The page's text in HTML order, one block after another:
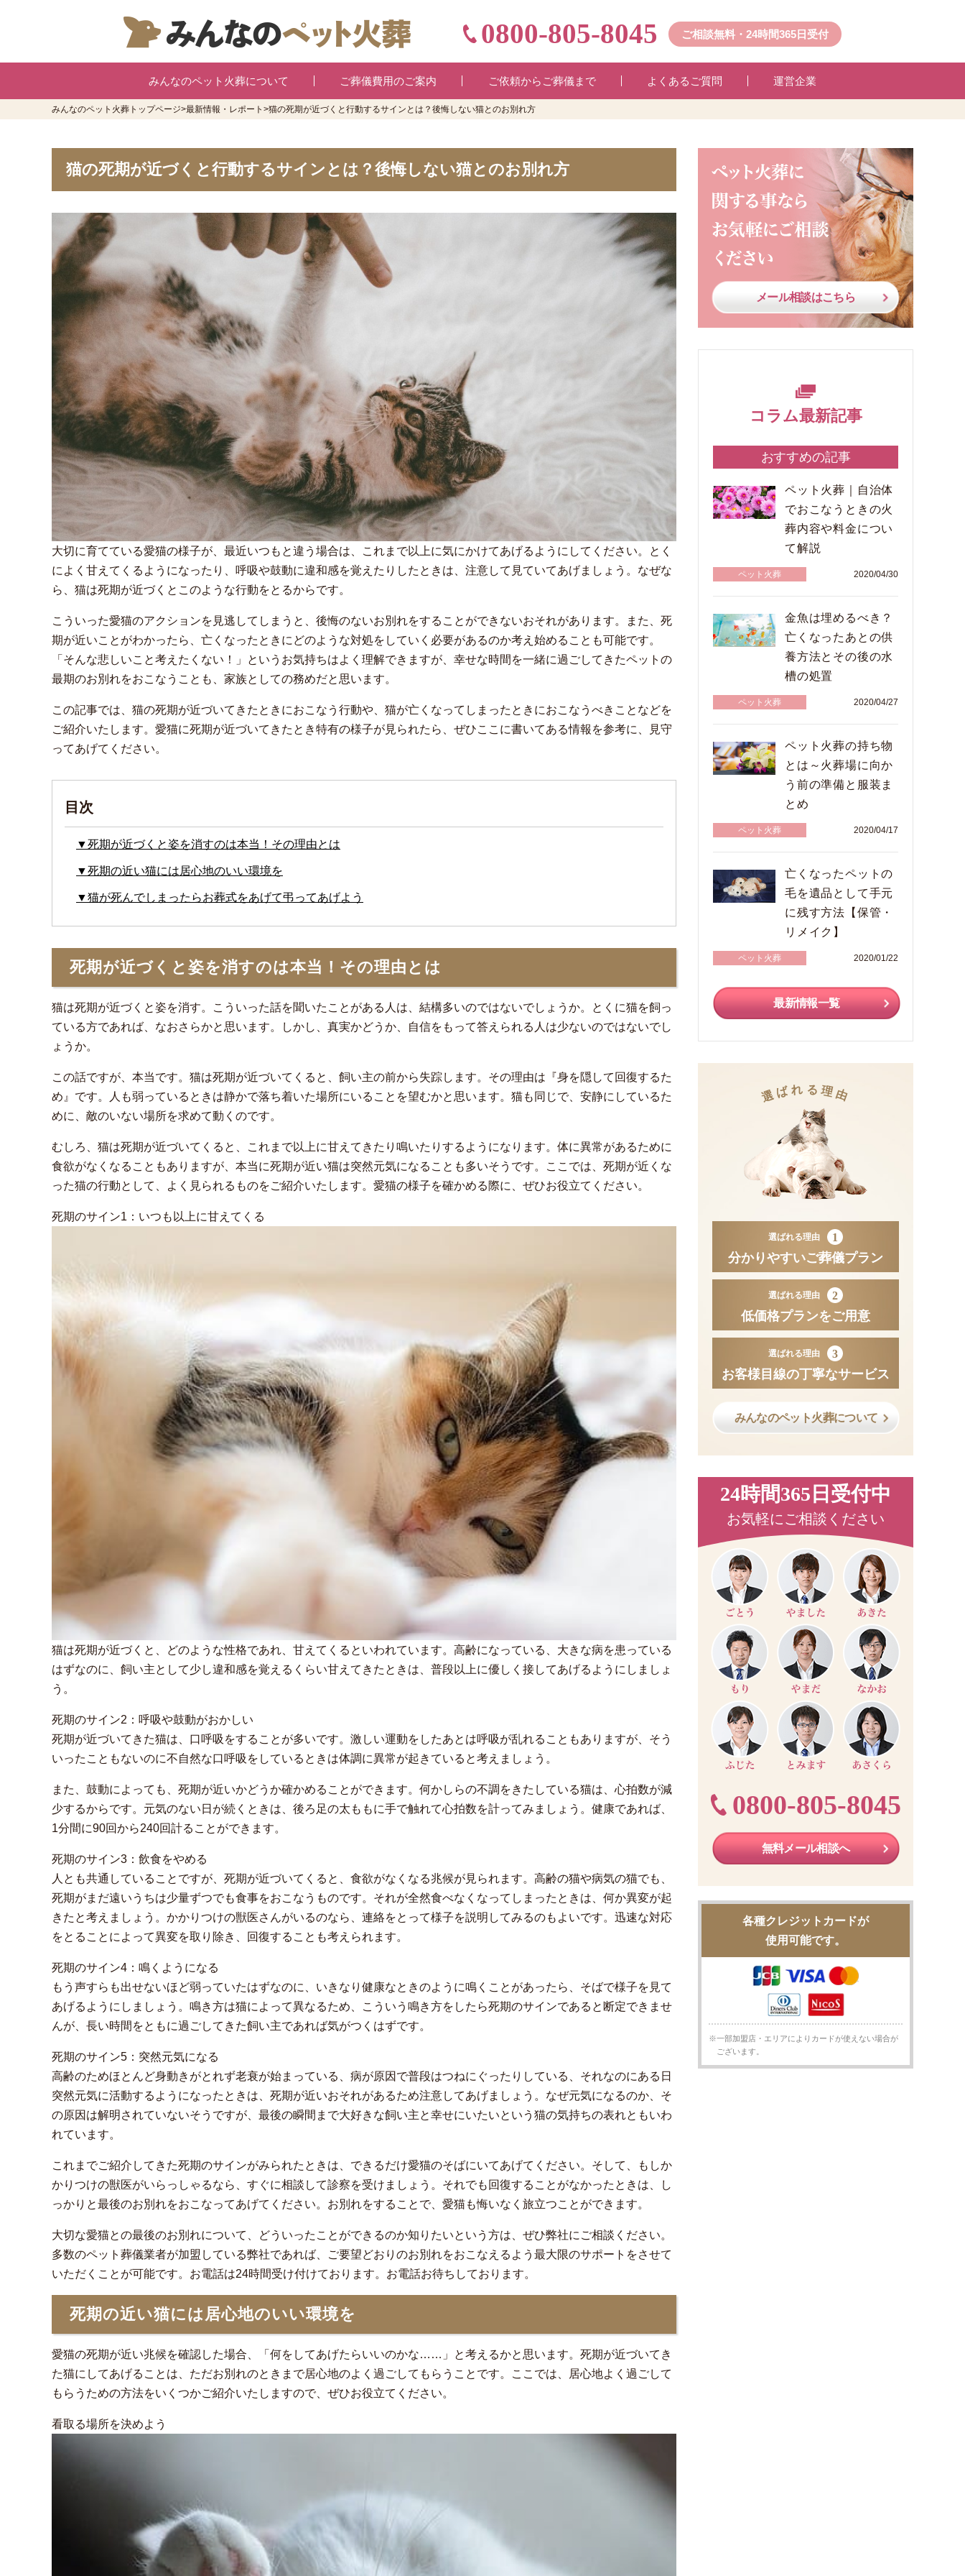
0800-805-8045 ご相談無料・24時間365日受付
みんなのペット火葬について ご葬儀費用のご案内 ご依頼からご葬儀まで よくあるご質問 運営企業
みんなのペット火葬トップページ>最新情報・レポート >猫の死期が近づくと行動するサインとは？後悔しない猫とのお別れ方
猫の死期が近づくと行動するサインとは？後悔しない猫とのお別れ方
大切に育てている愛猫の様子が、最近いつもと違う場合は、これまで以上に気にかけてあげるようにしてください。とく
によく甘えてくるようになったり、呼吸や鼓動に違和感を覚えたりしたときは、注意して見ていてあげましょう。なぜな
ら、猫は死期が近づくとこのような行動をとるからです。
こういった愛猫のアクションを見逃してしまうと、後悔のないお別れをすることができないおそれがあります。また、死
期が近いことがわかったら、亡くなったときにどのような対処をしていく必要があるのか考え始めることも可能です。
「そんな悲しいこと考えたくない！」というお気持ちはよく理解できますが、幸せな時間を一緒に過ごしてきたペットの
最期のお別れをおこなうことも、家族としての務めだと思います。
この記事では、猫の死期が近づいてきたときにおこなう行動や、猫が亡くなってしまったときにおこなうべきことなどを
ご紹介いたします。愛猫に死期が近づいてきたとき特有の様子が見られたら、ぜひここに書いてある情報を参考に、見守
ってあげてください。
目次
▼死期が近づくと姿を消すのは本当！その理由とは
▼死期の近い猫には居心地のいい環境を
▼猫が死んでしまったらお葬式をあげて弔ってあげよう
死期が近づくと姿を消すのは本当！その理由とは
猫は死期が近づくと姿を消す。こういった話を聞いたことがある人は、結構多いのではないでしょうか。とくに猫を飼っ
ている方であれば、なおさらかと思います。しかし、真実かどうか、自信をもって答えられる人は少ないのではないでし
ょうか。
この話ですが、本当です。猫は死期が近づいてくると、飼い主の前から失踪します。その理由は『身を隠して回復するた
め』です。人も弱っているときは静かで落ち着いた場所にいることを望むかと思います。猫も同じで、安静にしているた
めに、敵のいない場所を求めて動くのです。
むしろ、猫は死期が近づいてくると、これまで以上に甘えてきたり鳴いたりするようになります。体に異常があるために
食欲がなくなることもありますが、本当に死期が近い猫は突然元気になることも多いそうです。ここでは、死期が近くな
った猫の行動として、よく見られるものをご紹介いたします。愛猫の様子を確かめる際に、ぜひお役立てください。
死期のサイン1：いつも以上に甘えてくる
猫は死期が近づくと、どのような性格であれ、甘えてくるといわれています。高齢になっている、大きな病を患っている
はずなのに、飼い主として少し違和感を覚えるくらい甘えてきたときは、普段以上に優しく接してあげるようにしましょ
う。
死期のサイン2：呼吸や鼓動がおかしい
死期が近づいてきた猫は、口呼吸をすることが多いです。激しい運動をしたあとは呼吸が乱れることもありますが、そう
いったこともないのに不自然な口呼吸をしているときは体調に異常が起きていると考えましょう。
また、鼓動によっても、死期が近いかどうか確かめることができます。何かしらの不調をきたしている猫は、心拍数が減
少するからです。元気のない日が続くときは、後ろ足の太ももに手で触れて心拍数を計ってみましょう。健康であれば、
1分間に90回から240回計ることができます。
死期のサイン3：飲食をやめる
人とも共通していることですが、死期が近づいてくると、食欲がなくなる兆候が見られます。高齢の猫や病気の猫でも、
死期がまだ遠いうちは少量ずつでも食事をおこなうものです。それが全然食べなくなってしまったときは、何か異変が起
きたと考えましょう。かかりつけの獣医さんがいるのなら、連絡をとって様子を説明してみるのもよいです。迅速な対応
をとることによって異変を取り除き、回復することも考えられます。
死期のサイン4：鳴くようになる
もう声すらも出せないほど弱っていたはずなのに、いきなり健康なときのように鳴くことがあったら、そばで様子を見て
あげるようにしましょう。鳴き方は猫によって異なるため、こういう鳴き方をしたら死期のサインであると断定できませ
んが、長い時間をともに過ごしてきた飼い主であれば気がつくはずです。
死期のサイン5：突然元気になる
高齢のためほとんど身動きがとれず老衰が始まっている、病が原因で普段はつねにぐったりしている、それなのにある日
突然元気に活動するようになったときは、死期が近いおそれがあるため注意してあげましょう。なぜ元気になるのか、そ
の原因は解明されていないそうですが、最後の瞬間まで大好きな飼い主と幸せにいたいという猫の気持ちの表れともいわ
れています。
これまでご紹介してきた死期のサインがみられたときは、できるだけ愛猫のそばにいてあげてください。そして、もしか
かりつけの獣医がいらっしゃるなら、すぐに相談して診察を受けましょう。それでも回復することがなかったときは、し
っかりと最後のお別れをおこなってあげてください。お別れをすることで、愛猫も悔いなく旅立つことができます。
大切な愛猫との最後のお別れについて、どういったことができるのか知りたいという方は、ぜひ弊社にご相談ください。
多数のペット葬儀業者が加盟している弊社であれば、ご要望どおりのお別れをおこなえるよう最大限のサポートをさせて
いただくことが可能です。お電話は24時間受け付けております。お電話お待ちしております。
死期の近い猫には居心地のいい環境を
愛猫の死期が近い兆候を確認した場合、「何をしてあげたらいいのかな……」と考えるかと思います。死期が近づいてき
た猫にしてあげることは、ただお別れのときまで居心地のよく過ごしてもらうことです。ここでは、居心地よく過ごして
もらうための方法をいくつかご紹介いたしますので、ぜひお役立てください。
看取る場所を決めよう
メール相談はこちら
コラム最新記事
おすすめの記事
ペット火葬｜自治体
でおこなうときの火
葬内容や料金につい
て解説
ペット火葬 2020/04/30
金魚は埋めるべき？
亡くなったあとの供
養方法とその後の水
槽の処置
ペット火葬 2020/04/27
ペット火葬の持ち物
とは～火葬場に向か
う前の準備と服装ま
とめ
ペット火葬 2020/04/17
亡くなったペットの
毛を遺品として手元
に残す方法【保管・
リメイク】
ペット火葬 2020/01/22
最新情報一覧
選ば れ る 理由
選ばれる理由 1
分かりやすいご葬儀プラン
選ばれる理由 2
低価格プランをご用意
選ばれる理由 3
お客様目線の丁寧なサービス
みんなのペット火葬について
24時間365日受付中
お気軽にご相談ください
0800-805-8045
無料メール相談へ
各種クレジットカードが
使用可能です。
※一部加盟店・エリアによりカードが使えない場合が
ございます。